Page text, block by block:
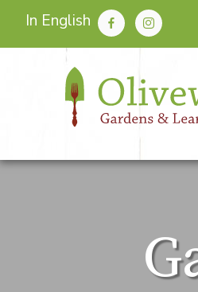
In English